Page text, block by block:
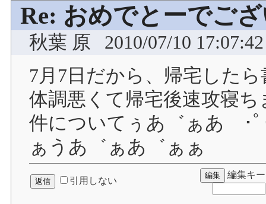
Re: おめでとーでご
秋葉 原
2010/07/10 17:07:42
7月7日だから、帰宅した
体調悪くて帰宅後速攻寝
件についてぅあ゛ぁあ ･ﾟ
ぁうあ゛ぁあ゛ぁぁ
引用しない
編集キー